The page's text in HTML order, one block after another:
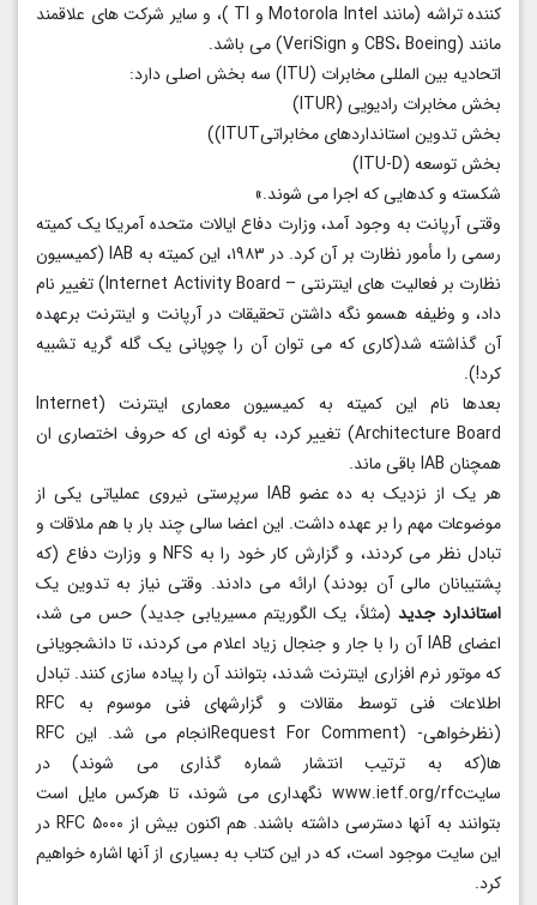
کننده تراشه (مانند Motorola Intel و TI )، و سایر شرکت های علاقمند
مانند (‌CBS، Boeing و VeriSign) می باشد.
اتحادیه بین المللی مخابرات (ITU) سه بخش اصلی دارد:
بخش مخابرات رادیویی (ITUR)
بخش تدوین استانداردهای مخابراتی‌ITUT))
بخش توسعه (ITU-D)
شکسته و کدهایی که اجرا می شوند.»
وقتی آرپانت به وجود آمد، وزارت دفاع ایالات متحده آمریکا یک کمیته
رسمی را مأمور نظارت بر آن کرد. در ۱۹۸۳، این کمیته به IAB (کمیسیون
نظارت بر فعالیت های اینترنتی – Internet Activity Board) تغییر نام
داد، و وظیفه هسمو نگه داشتن تحقیقات در آرپانت و اینترنت برعهده
آن گذاشته شد(کاری که می توان آن را چوپانی یک گله گریه تشبیه
کرد!).
بعدها نام این کمیته به کمیسیون معماری اینترنت (Internet
Architecture Board) تغییر کرد، به گونه ای که حروف اختصاری ان
همچنان IAB باقی ماند.
هر یک از نزدیک به ده عضو IAB سرپرستی نیروی عملیاتی یکی از
موضوعات مهم را بر عهده داشت. این اعضا سالی چند بار با هم ملاقات و
تبادل نظر می کردند، و گزارش کار خود را به NFS و وزارت دفاع (که
پشتیبانان مالی آن بودند) ارائه می دادند. وقتی نیاز به تدوین یک
استاندارد جدید(مثلاً، یک الگوریتم مسیریابی جدید) حس می شد،
اعضای IAB آن را با جار و جنجال زیاد اعلام می کردند، تا دانشجویانی
که موتور نرم افزاری اینترنت شدند، بتوانند آن را پیاده سازی کنند. تبادل
اطلاعات فنی توسط مقالات و گزارشهای فنی موسوم به RFC
(نظرخواهی- (Request For Commentانجام می شد. این RFC
ها(که به ترتیب انتشار شماره گذاری می شوند) در
سایتwww.ietf.org/rfc نگهداری می شوند، تا هرکس مایل است
بتوانند به آنها دسترسی داشته باشند. هم اکنون بیش از ۵۰۰۰ RFC در
این سایت موجود است، که در این کتاب به بسیاری از آنها اشاره خواهیم
کرد.